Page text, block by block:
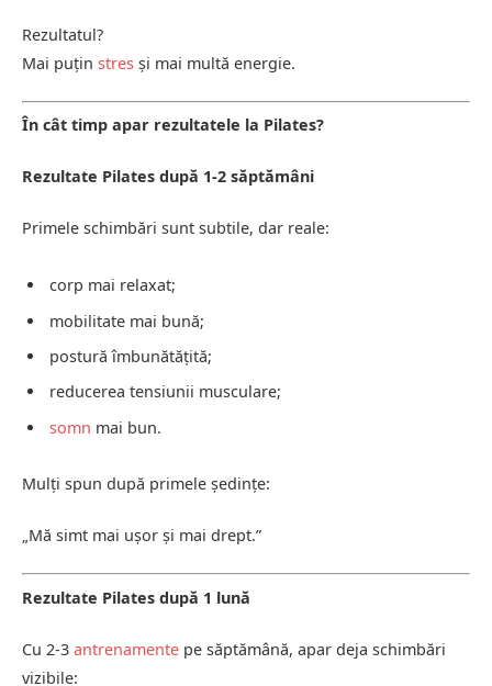
Rezultatul?
Mai puțin stres și mai multă energie.
În cât timp apar rezultatele la Pilates?
Rezultate Pilates după 1-2 săptămâni
Primele schimbări sunt subtile, dar reale:
corp mai relaxat;
mobilitate mai bună;
postură îmbunătățită;
reducerea tensiunii musculare;
somn mai bun.
Mulți spun după primele ședințe:
„Mă simt mai ușor și mai drept.”
Rezultate Pilates după 1 lună
Cu 2-3 antrenamente pe săptămână, apar deja schimbări
vizibile: